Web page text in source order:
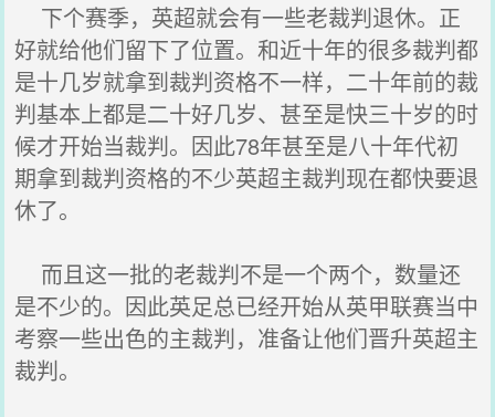
下个赛季，英超就会有一些老裁判退休。正
好就给他们留下了位置。和近十年的很多裁判都
是十几岁就拿到裁判资格不一样，二十年前的裁
判基本上都是二十好几岁、甚至是快三十岁的时
候才开始当裁判。因此78年甚至是八十年代初
期拿到裁判资格的不少英超主裁判现在都快要退
休了。
而且这一批的老裁判不是一个两个，数量还
是不少的。因此英足总已经开始从英甲联赛当中
考察一些出色的主裁判，准备让他们晋升英超主
裁判。